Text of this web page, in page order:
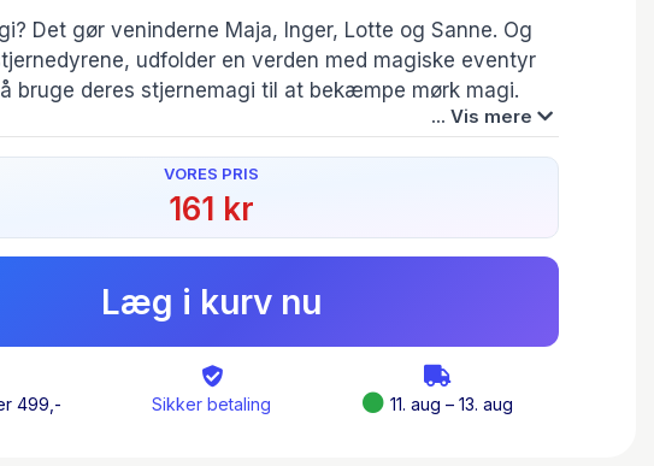
Serie:
Star Friends - Dark
Det gør veninderne Maja, Inger, Lotte og Sanne. Og
udfolder en verden med magiske eventyr
bruge deres stjernemagi til at bekæmpe mørk magi.
både veninde-problemer som jalousi og spænding,
de mørke og ukendte kræfter. Det er uhygge på den
De søde tegninger passer rigtig fint til historien. Bogen
Anbefales varmt til både PLC og
lo=15,9
... Vis mere
VORES PRIS
161 kr
Læg i kurv nu
499,- Sikker betaling 11. aug – 13. aug